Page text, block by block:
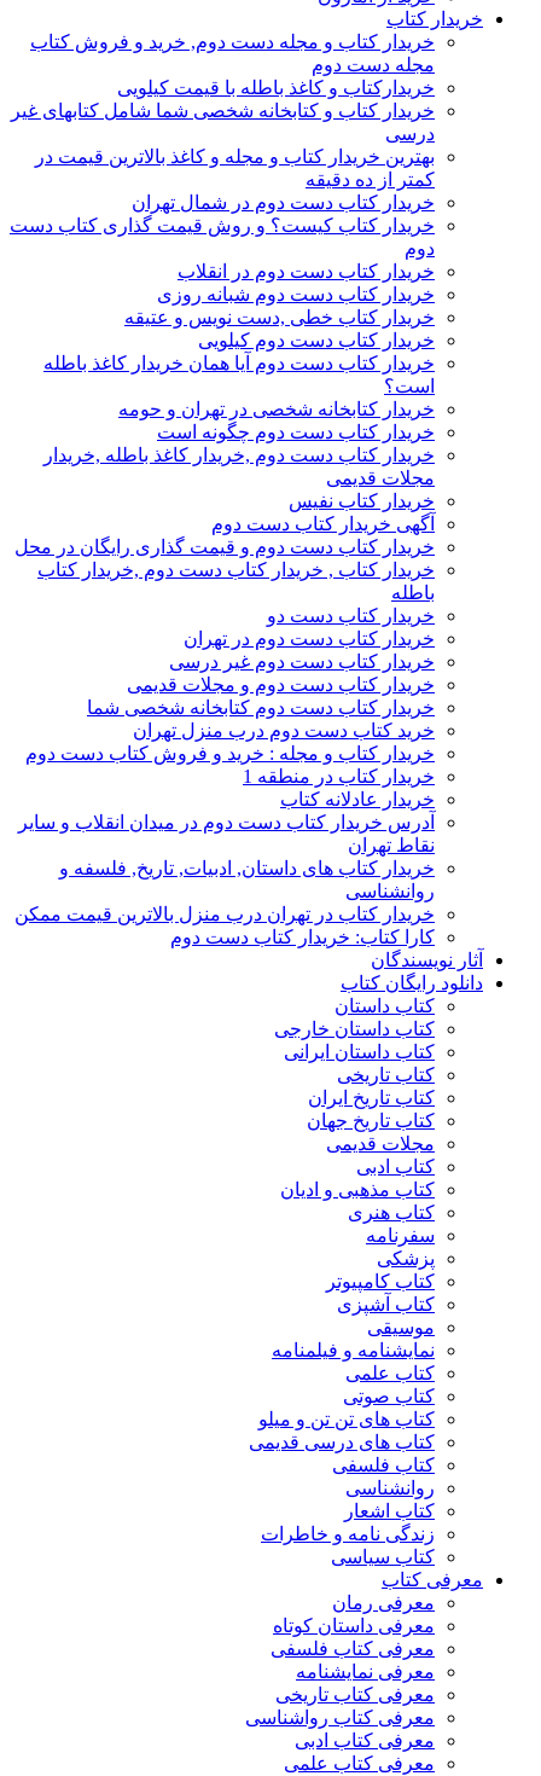
خریدار کتاب
خریدار کتاب و مجله دست دوم, خرید و فروش کتاب
مجله دست دوم
خریدارکتاب و کاغذ باطله با قیمت کیلویی
خریدار کتاب و کتابخانه شخصی شما شامل کتابهای غیر
درسی
بهترین خریدار کتاب و مجله و کاغذ بالاترین قیمت در
کمتر از ده دقیقه
خریدار کتاب دست دوم در شمال تهران
خریدار کتاب کیست؟ و روش قیمت گذاری کتاب دست
دوم
خریدار کتاب دست دوم در انقلاب
خریدار کتاب دست دوم شبانه روزی
خریدار کتاب خطی ,دست نویس و عتیقه
خریدار کتاب دست دوم کیلویی
خریدار کتاب دست دوم آیا همان خریدار کاغذ باطله
است؟
خریدار کتابخانه شخصی در تهران و حومه
خریدار کتاب دست دوم چگونه است
خریدار کتاب دست دوم ,خریدار کاغذ باطله ,خریدار
مجلات قدیمی
خریدار کتاب نفیس
آگهی خریدار کتاب دست دوم
خریدار کتاب دست دوم و قیمت گذاری رایگان در محل
خریدار کتاب , خریدار کتاب دست دوم ,خریدار کتاب
باطله
خریدار کتاب دست دو
خریدار کتاب دست دوم در تهران
خریدار کتاب دست دوم غیر درسی
خریدار کتاب دست دوم و مجلات قدیمی
خریدار کتاب دست دوم کتابخانه شخصی شما
خرید کتاب دست دوم درب منزل تهران
خریدار کتاب و مجله : خرید و فروش کتاب دست دوم
خریدار کتاب در منطقه 1
خریدار عادلانه کتاب
آدرس خریدار کتاب دست دوم در میدان انقلاب و سایر
نقاط تهران
خریدار کتاب های داستان, ادبیات, تاریخ, فلسفه و
روانشناسی
خریدار کتاب در تهران درب منزل بالاترین قیمت ممکن
کارا کتاب: خریدار کتاب دست دوم
آثار نویسندگان
دانلود رایگان کتاب
کتاب داستان
کتاب داستان خارجی
کتاب داستان ایرانی
کتاب تاریخی
کتاب تاریخ ایران
کتاب تاریخ جهان
مجلات قدیمی
کتاب ادبی
کتاب مذهبی و ادیان
کتاب هنری
سفرنامه
پزشکی
کتاب کامپیوتر
کتاب آشپزی
موسیقی
نمایشنامه و فیلمنامه
کتاب علمی
کتاب صوتی
کتاب های تن تن و میلو
کتاب های درسی قدیمی
کتاب فلسفی
روانشناسی
کتاب اشعار
زندگی نامه و خاطرات
کتاب سیاسی
معرفی کتاب
معرفی رمان
معرفی داستان کوتاه
معرفی کتاب فلسفی
معرفی نمایشنامه
معرفی کتاب تاریخی
معرفی کتاب رواشناسی
معرفی کتاب ادبی
معرفی کتاب علمی